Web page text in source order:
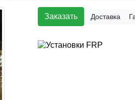
Заказать Доставка